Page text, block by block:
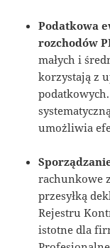
Podatkowa
rozchodów
małych i
korzystają z
umożliwia
rachunkowe
przesyłką
Rejestru
istotne dla